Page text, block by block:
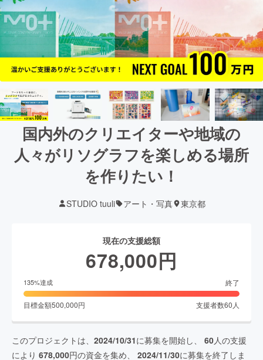
国内外のクリエイターや地域の
人々がリソグラフを楽しめる場所
を作りたい！
STUDIO tuuli アート・写真 東京都
現在の支援総額
678,000円
135%達成 終了
目標金額500,000円 支援者数60 人
このプロジェクトは、 2024/10/31に募集を開始し、 60人の支援
により 678,000円の資金を集め、 2024/11/30に募集を終了しま